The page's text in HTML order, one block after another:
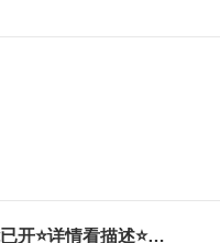
幻兽帕鲁⭐终极版⭐建议包天⭐全DLC⭐尽情体验⭐好友功能已开⭐详情看描述⭐可联机